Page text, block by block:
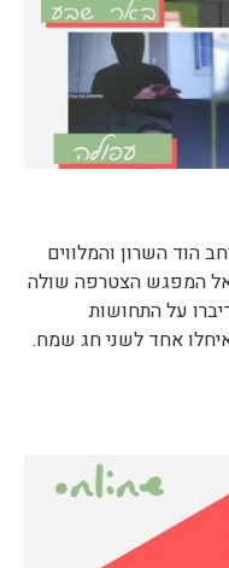
הוד השרון והמלווים
אל המפגש הצטרפה שולה
על התחושות
אחד לשני חג שמח.